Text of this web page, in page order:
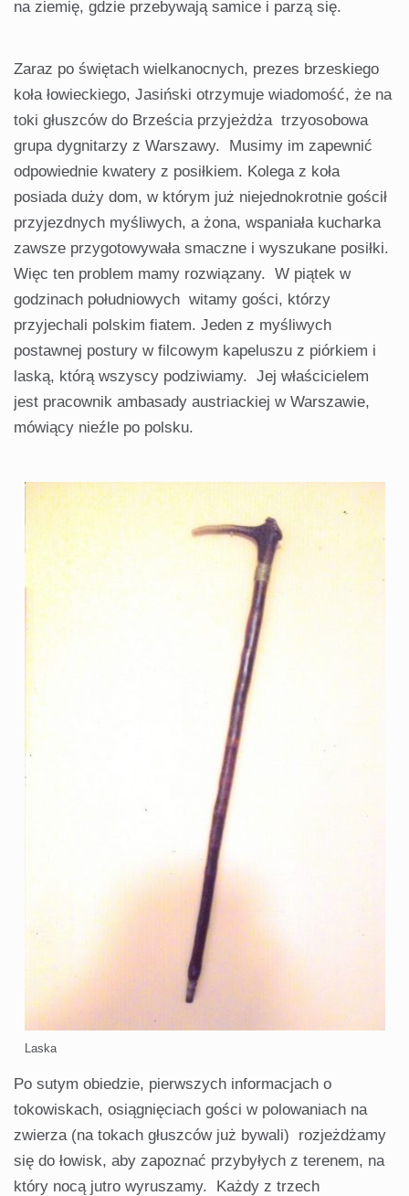
na ziemię, gdzie przebywają samice i parzą się.
Zaraz po świętach wielkanocnych, prezes brzeskiego
koła łowieckiego, Jasiński otrzymuje wiadomość, że na
toki głuszców do Brześcia przyjeżdża trzyosobowa
grupa dygnitarzy z Warszawy. Musimy im zapewnić
odpowiednie kwatery z posiłkiem. Kolega z koła
posiada duży dom, w którym już niejednokrotnie gościł
przyjezdnych myśliwych, a żona, wspaniała kucharka
zawsze przygotowywała smaczne i wyszukane posiłki.
Więc ten problem mamy rozwiązany. W piątek w
godzinach południowych witamy gości, którzy
przyjechali polskim fiatem. Jeden z myśliwych
postawnej postury w filcowym kapeluszu z piórkiem i
laską, którą wszyscy podziwiamy. Jej właścicielem
jest pracownik ambasady austriackiej w Warszawie,
mówiący nieźle po polsku.
Laska
Po sutym obiedzie, pierwszych informacjach o
tokowiskach, osiągnięciach gości w polowaniach na
zwierza (na tokach głuszców już bywali) rozjeżdżamy
się do łowisk, aby zapoznać przybyłych z terenem, na
który nocą jutro wyruszamy. Każdy z trzech